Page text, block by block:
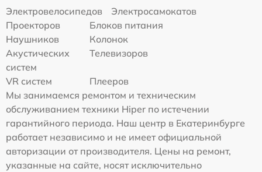
Электровелосипедов
Электросамокатов
Проекторов
Блоков питания
Наушников
Колонок
Акустических
систем
Телевизоров
VR систем
Плееров
Мы занимаемся ремонтом и техническим
обслуживанием техники Hiper по истечении
гарантийного периода. Наш центр в Екатеринбурге
работает независимо и не имеет официальной
авторизации от производителя. Цены на ремонт,
указанные на сайте, носят исключительно